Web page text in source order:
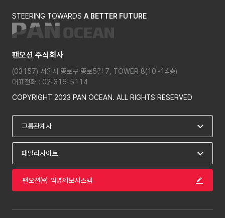
STEERING TOWARDS A BETTER FUTURE
팬오션 주식회사
(03157) 서울시 종로구 종로5길 7, TOWER 8(10~14층)
대표전화 : 02-316-5114
COPYRIGHT 2023 PAN OCEAN. ALL RIGHTS RESERVED
팬오션㈜ 익명제보시스템